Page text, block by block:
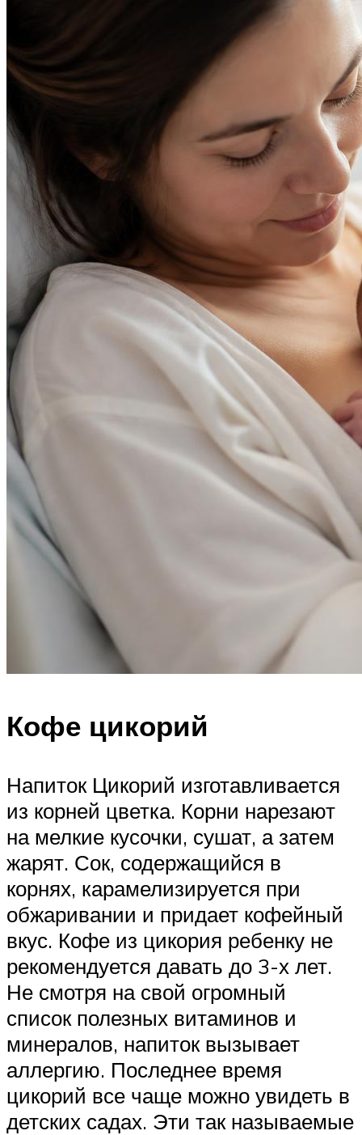
Кофе цикорий
Напиток Цикорий изготавливается
из корней цветка. Корни нарезают
на мелкие кусочки, сушат, а затем
жарят. Сок, содержащийся в
корнях, карамелизируется при
обжаривании и придает кофейный
вкус. Кофе из цикория ребенку не
рекомендуется давать до 3-х лет.
Не смотря на свой огромный
список полезных витаминов и
минералов, напиток вызывает
аллергию. Последнее время
цикорий все чаще можно увидеть в
детских садах. Эти так называемые